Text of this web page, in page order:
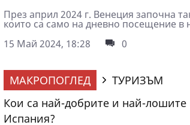
През април 2024 г. Венеция започна
които са само на дневно посещение в
15 Май 2024, 18:28
0
МАКРОПОГЛЕД
ТУРИЗЪМ
Кои са най-добрите и най-
Испания?